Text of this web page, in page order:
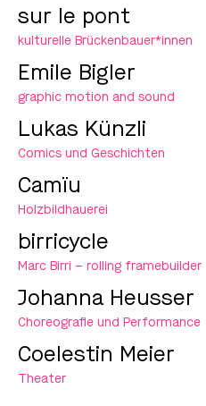
sur le pont
kulturelle Brückenbauer*innen
Emile Bigler
graphic motion and sound
Lukas Künzli
Comics und Geschichten
Camïu
Holzbildhauerei
birricycle
Marc Birri – rolling framebuilder
Johanna Heusser
Choreografie und Performance
Coelestin Meier
Theater